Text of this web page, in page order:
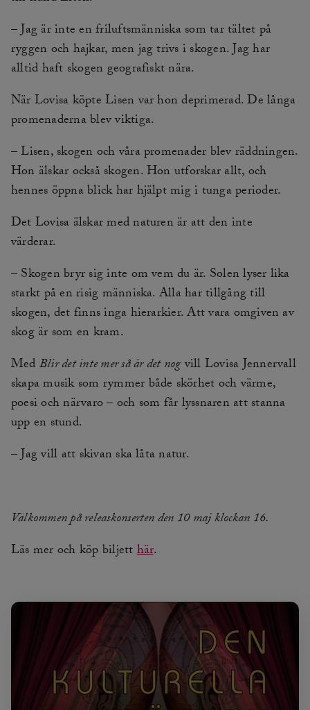
– Jag är inte en friluftsmänniska som tar tältet på
ryggen och hajkar, men jag trivs i skogen. Jag har
alltid haft skogen geografiskt nära.
När Lovisa köpte Lisen var hon deprimerad. De långa
promenaderna blev viktiga.
– Lisen, skogen och våra promenader blev räddningen.
Hon älskar också skogen. Hon utforskar allt, och
hennes öppna blick har hjälpt mig i tunga perioder.
Det Lovisa älskar med naturen är att den inte
värderar.
– Skogen bryr sig inte om vem du är. Solen lyser lika
starkt på en risig människa. Alla har tillgång till
skogen, det finns inga hierarkier. Att vara omgiven av
skog är som en kram.
MedBlir det inte mer så är det nogvill Lovisa Jennervall
skapa musik som rymmer både skörhet och värme,
poesi och närvaro – och som får lyssnaren att stanna
upp en stund.
– Jag vill att skivan ska låta natur.
Välkommen på releaskonserten den 10 maj klockan 16.
Läs mer och köp biljetthär.